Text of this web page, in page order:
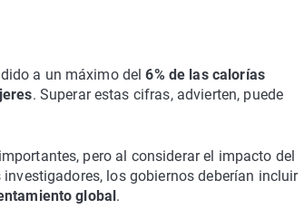
a un máximo del6% de las calorías
. Superar estas cifras, advierten, puede
pero al considerar el impacto del
los gobiernos deberían incluir
global .